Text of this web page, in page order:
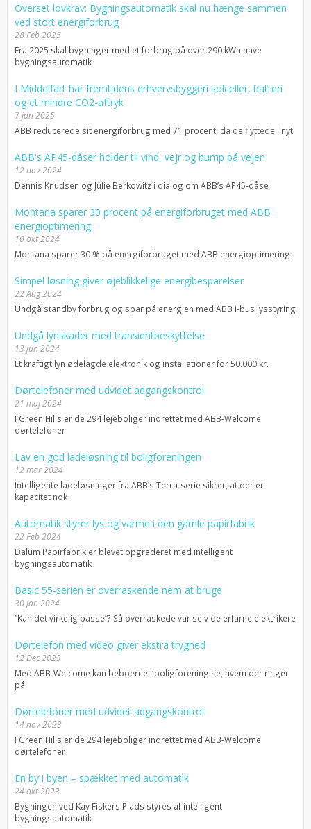
Overset lovkrav: Bygningsautomatik skal nu hænge sammen
ved stort energiforbrug
28 Feb 2025
Fra 2025 skal bygninger med et forbrug på over 290 kWh have
bygningsautomatik
I Middelfart har fremtidens erhvervsbyggeri solceller, batteri
og et mindre CO2-aftryk
7 jan 2025
ABB reducerede sit energiforbrug med 71 procent, da de flyttede i nyt
ABB's AP45-dåser holder til vind, vejr og bump på vejen
12 nov 2024
Dennis Knudsen og Julie Berkowitz i dialog om ABB’s AP45-dåse
Montana sparer 30 procent på energiforbruget med ABB
energioptimering
10 okt 2024
Montana sparer 30 % på energiforbruget med ABB energioptimering
Simpel løsning giver øjeblikkelige energibesparelser
22 Aug 2024
Undgå standby forbrug og spar på energien med ABB i-bus lysstyring
Undgå lynskader med transientbeskyttelse
13 jun 2024
Et kraftigt lyn ødelagde elektronik og installationer for 50.000 kr.
Dørtelefoner med udvidet adgangskontrol
21 maj 2024
I Green Hills er de 294 lejeboliger indrettet med ABB-Welcome
dørtelefoner
Lav en god ladeløsning til boligforeningen
12 mar 2024
Intelligente ladeløsninger fra ABB’s Terra-serie sikrer, at der er
kapacitet nok
Automatik styrer lys og varme i den gamle papirfabrik
22 Feb 2024
Dalum Papirfabrik er blevet opgraderet med intelligent
bygningsautomatik
Basic 55-serien er overraskende nem at bruge
30 jan 2024
”Kan det virkelig passe”? Så overraskede var selv de erfarne elektrikere
Dørtelefon med video giver ekstra tryghed
12 Dec 2023
Med ABB-Welcome kan beboerne i boligforening se, hvem der ringer
på
Dørtelefoner med udvidet adgangskontrol
14 nov 2023
I Green Hills er de 294 lejeboliger indrettet med ABB-Welcome
dørtelefoner
En by i byen – spækket med automatik
24 okt 2023
Bygningen ved Kay Fiskers Plads styres af intelligent
bygningsautomatik